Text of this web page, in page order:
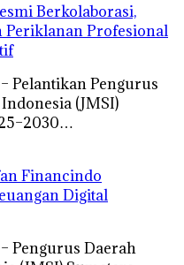
Berkolaborasi,
Periklanan Profesional
Pelantikan Pengurus
(JMSI)
Financindo
Digital
Pengurus Daerah